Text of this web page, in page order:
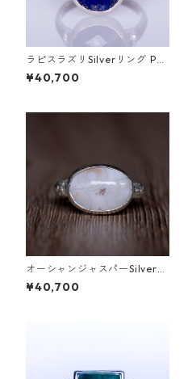
ラピスラズリSilverリング PA
O(パオ）[P002]
¥40,700
オーシャンジャスパーSilverリ
ング EPA(エパ）[E001]
¥40,700